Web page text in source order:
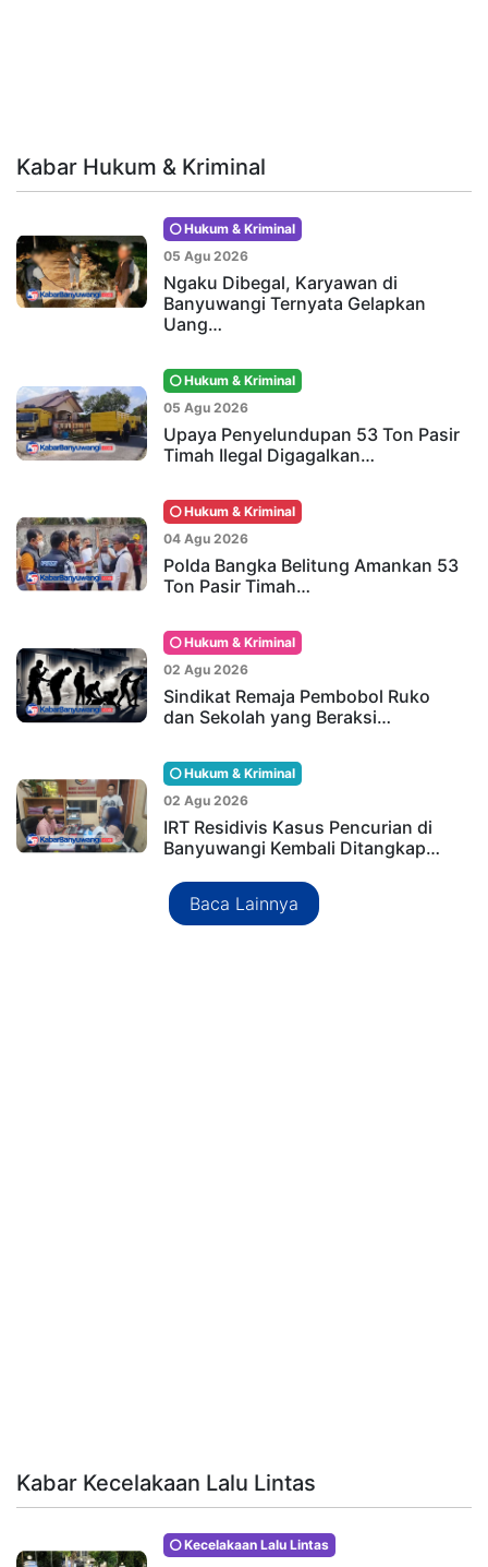
Kabar Hukum & Kriminal
Hukum & Kriminal
05 Agu 2026
Ngaku Dibegal, Karyawan di
Banyuwangi Ternyata Gelapkan
Uang…
Hukum & Kriminal
05 Agu 2026
Upaya Penyelundupan 53 Ton Pasir
Timah Ilegal Digagalkan…
Hukum & Kriminal
04 Agu 2026
Polda Bangka Belitung Amankan 53
Ton Pasir Timah…
Hukum & Kriminal
02 Agu 2026
Sindikat Remaja Pembobol Ruko
dan Sekolah yang Beraksi…
Hukum & Kriminal
02 Agu 2026
IRT Residivis Kasus Pencurian di
Banyuwangi Kembali Ditangkap…
Baca Lainnya
Kabar Kecelakaan Lalu Lintas
Kecelakaan Lalu Lintas